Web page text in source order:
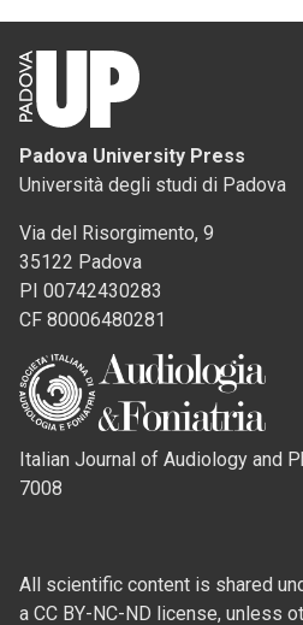
Padova University Press
Università degli studi di Padova
Via del Risorgimento, 9
35122 Padova
PI 00742430283
CF 80006480281
Italian Journal of Audiology and
7008
All scientific content is shared
a CC BY-NC-ND license, unless